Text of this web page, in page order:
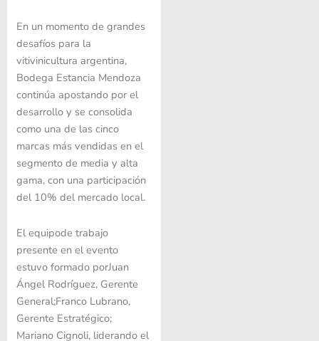
En un momento de grandes
desafíos para la
vitivinicultura argentina,
Bodega Estancia Mendoza
continúa apostando por el
desarrollo y se consolida
como una de las cinco
marcas más vendidas en el
segmento de media y alta
gama, con una participación
del 10% del mercado local.
El equipode trabajo
presente en el evento
estuvo formado porJuan
Ángel Rodríguez, Gerente
General;Franco Lubrano,
Gerente Estratégico;
Mariano Cignoli, liderando el